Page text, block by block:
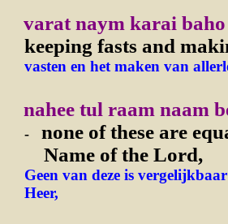
varat naym karai baho
keeping fasts and
vasten en het maken van
nahee tul raam naam
- none of these are
Name of the Lord,
Geen van deze is
Heer,